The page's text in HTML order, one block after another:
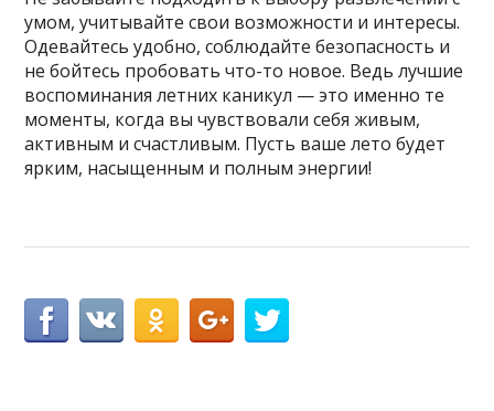
умом, учитывайте свои возможности и интересы.
Одевайтесь удобно, соблюдайте безопасность и
не бойтесь пробовать что-то новое. Ведь лучшие
воспоминания летних каникул — это именно те
моменты, когда вы чувствовали себя живым,
активным и счастливым. Пусть ваше лето будет
ярким, насыщенным и полным энергии!